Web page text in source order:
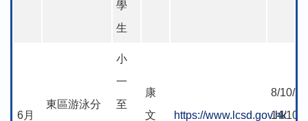
學
生
6月
東區游泳分
小
一
至
康
文
https://www.lcsd.gov.hk
8/10/
14/10-